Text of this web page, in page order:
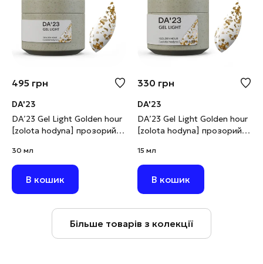
495 грн
DA'23
DA’23 Gel Light Golden hour
[zolota hodyna] прозорий з
30 мл
В кошик
330 грн
DA'23
DA’23 Gel Light Golden hour
[zolota hodyna] прозорий з
15 мл
В кошик
Більше товарів з колекції